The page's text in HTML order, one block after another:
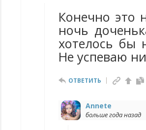
Конечно это
ночь
хотелось бы
Не успеваю
ОТВЕТИТЬ
Annete
больше года назад